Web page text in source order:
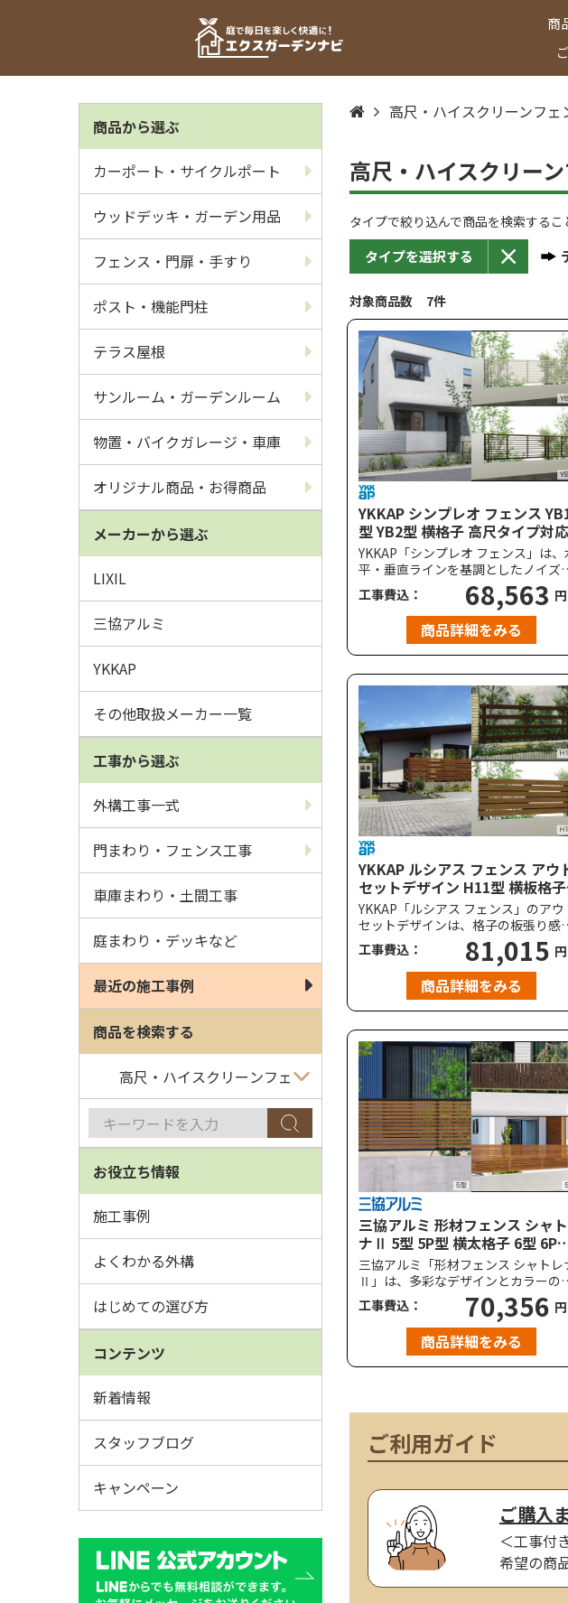
商
商品から選ぶ
カーポート・サイクルポート
ウッドデッキ・ガーデン用品
フェンス・門扉・手すり
ポスト・機能門柱
テラス屋根
サンルーム・ガーデンルーム
物置・バイクガレージ・車庫
オリジナル商品・お得商品
メーカーから選ぶ
LIXIL
三協アルミ
YKKAP
その他取扱メーカー一覧
工事から選ぶ
外構工事一式
門まわり・フェンス工事
車庫まわり・土間工事
庭まわり・デッキなど
最近の施工事例
商品を検索する
お役立ち情報
施工事例
よくわかる外構
はじめての選び方
コンテンツ
新着情報
スタッフブログ
キャンペーン
高尺・ハイスクリーンフェ
高尺・ハイスクリー
タイプで絞り込んで商品を検索するこ
タイプを選択する
対象商品数 7件
YKKAP シンプレオ フェンス
型 YB2型 横格子 高尺タイプ対応
YKKAP「シンプレオ フェンス」は、
平・垂直ラインを基調としたノイズ
スでミニマルなデザインで、スタンダ
ードなアルミ形材フェンスです。機
性とコストパフォーマンスを兼ね備
え、どのような建物の外観にも自然と
溶け込みます。耐風圧強度は、標準
に対応しています。
工事費込： 68,563 円
商品詳細をみる
YKKAP ルシアス フェンス アウ
セットデザイン H11型 横板格子
（粗）H14型 横ランダム格子 高
タイプ対応
YKKAP「ルシアス フェンス」のアウ
セットデザインは、格子の板張り感
際立つ木目調のデザインが、洋風から
和風、モダンからクラシックまで幅
い住宅におすすめのフェンスです。耐
風圧強度は、標準で風速34m/秒相当
（柱ピッチ2m以下）に対応していま
工事費込： 81,015 円
商品詳細をみる
三協アルミ 形材フェンス シャ
ナⅡ 5型 5P型 横太格子 6型 6P
たて板格子
三協アルミ「形材フェンス シャトレ
Ⅱ」は、多彩なデザインとカラーの
目調デザインが魅力のアルミフェンス
です。＜スタンダードタイプ・プレ
アムタイプ＞の中から選択が可能で、
どんな建物の外観にも自然と溶け込
み、敷地の境界を美しく彩ります。耐
す。
工事費込： 70,356 円
商品詳細をみる
ご利用ガイド
ご購入
＜工事付
希望の商